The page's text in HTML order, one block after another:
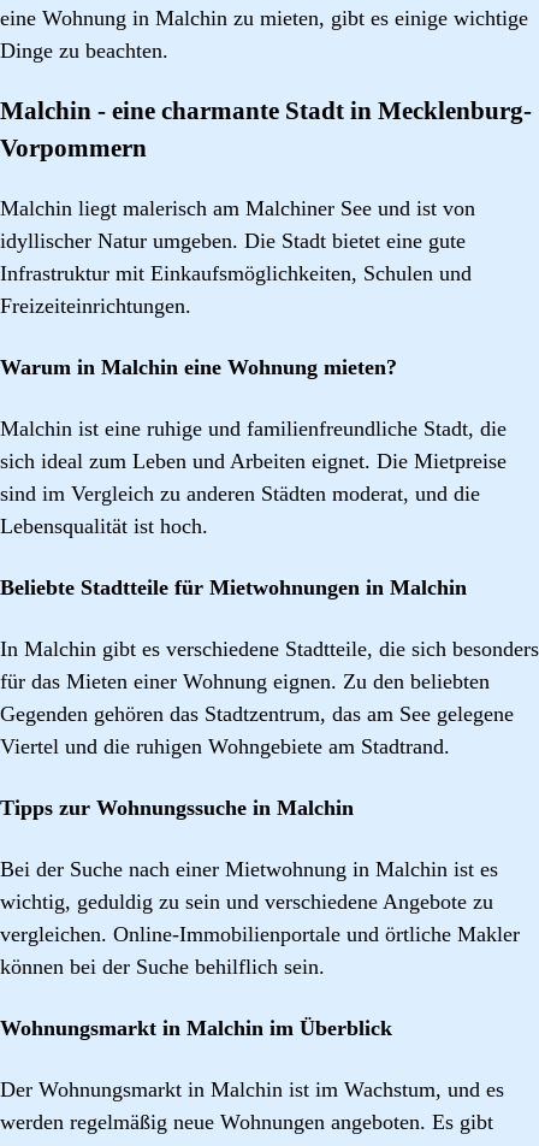
eine Wohnung in Malchin zu mieten, gibt es einige wichtige
Dinge zu beachten.
Malchin - eine charmante Stadt in Mecklenburg-
Vorpommern
Malchin liegt malerisch am Malchiner See und ist von
idyllischer Natur umgeben. Die Stadt bietet eine gute
Infrastruktur mit Einkaufsmöglichkeiten, Schulen und
Freizeiteinrichtungen.
Warum in Malchin eine Wohnung mieten?
Malchin ist eine ruhige und familienfreundliche Stadt, die
sich ideal zum Leben und Arbeiten eignet. Die Mietpreise
sind im Vergleich zu anderen Städten moderat, und die
Lebensqualität ist hoch.
Beliebte Stadtteile für Mietwohnungen in Malchin
In Malchin gibt es verschiedene Stadtteile, die sich besonders
für das Mieten einer Wohnung eignen. Zu den beliebten
Gegenden gehören das Stadtzentrum, das am See gelegene
Viertel und die ruhigen Wohngebiete am Stadtrand.
Tipps zur Wohnungssuche in Malchin
Bei der Suche nach einer Mietwohnung in Malchin ist es
wichtig, geduldig zu sein und verschiedene Angebote zu
vergleichen. Online-Immobilienportale und örtliche Makler
können bei der Suche behilflich sein.
Wohnungsmarkt in Malchin im Überblick
Der Wohnungsmarkt in Malchin ist im Wachstum, und es
werden regelmäßig neue Wohnungen angeboten. Es gibt